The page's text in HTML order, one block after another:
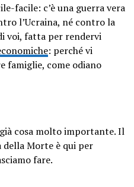
facile: c’è una guerra vera
l’Ucraina, né contro la
voi, fatta per rendervi
: perché vi
famiglie, come odiano
cosa molto importante. Il
Morte è qui per
fare.